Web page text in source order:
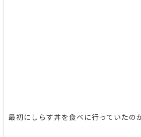
最初にしらす丼を食べに行っていたの